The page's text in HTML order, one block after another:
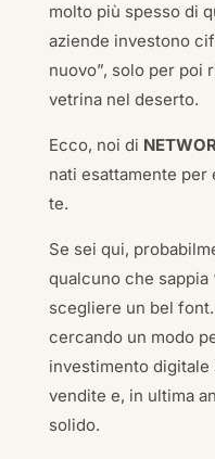
molto più spesso di
aziende investono
nuovo”, solo per poi
vetrina nel deserto.
Ecco, noi di
nati esattamente per
te.
Se sei qui,
qualcuno che sappia
scegliere un bel
cercando un modo
investimento
vendite e, in ultima
solido.